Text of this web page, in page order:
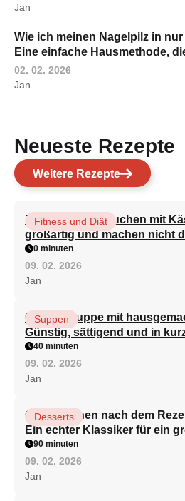
Jan
Wie ich meinen Nagelpilz in
Eine einfache Hausmethode,
02. 02. 2026
Jan
Neueste Rezepte
Weitere Rezepte
Brokkoli-Pfannkuchen mit
großartig und machen nicht
Fitness und Diät
0 minuten
09. 02. 2026
Jan
Gemüsesuppe mit
Günstig, sättigend und in
Suppen
40 minuten
09. 02. 2026
Jan
Quarkkuchen nach dem
Ein echter Klassiker für ein
Desserts
90 minuten
09. 02. 2026
Jan